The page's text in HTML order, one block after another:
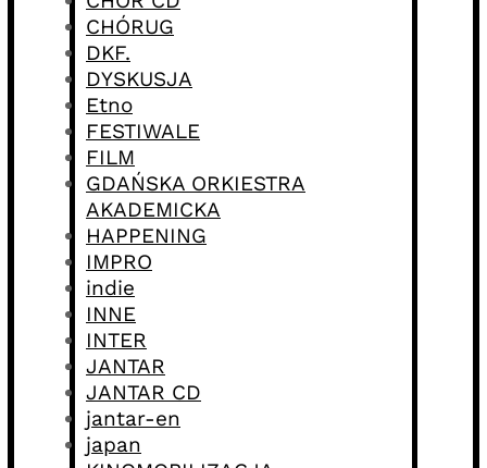
CHÓRUG
DKF.
DYSKUSJA
Etno
FESTIWALE
FILM
GDAŃSKA ORKIESTRA
AKADEMICKA
HAPPENING
IMPRO
indie
INNE
INTER
JANTAR
JANTAR CD
jantar-en
japan